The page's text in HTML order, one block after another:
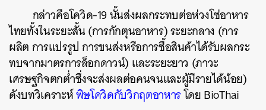
กล่าวคือโควิด-19 นั้นส่งผลกระทบต่อห่วงโซ่อาหาร
ไทยทั้งในระยะสั้น (การกักตุนอาหาร) ระยะกลาง (การ
ผลิต การแปรรูป การขนส่งหรือการซื้อสินค้าได้รับผลกระ
ทบจากมาตรการล็อกดาวน์) และระยะยาว (ภาวะ
เศรษฐกิจตกต่ำซึ่งจะส่งผลต่อคนจนและผู้มีรายได้น้อย)
ดังบทวิเคราะห์พิษโควิดกับวิกฤตอาหารโดย BioThai